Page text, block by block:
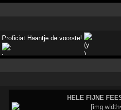
Proficiat Haantje de voorste!
HELE FIJNE